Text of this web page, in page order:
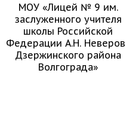
МОУ «Лицей № 9 им.
заслуженного учителя
школы Российской
Федерации А.Н.
Дзержинского района
Волгограда»